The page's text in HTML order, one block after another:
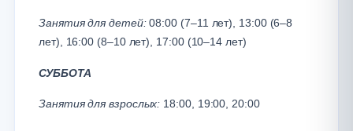
Занятия для детей:08:00 (7–11 лет), 13:00 (6–8
лет), 16:00 (8–10 лет), 17:00 (10–14 лет)
СУББОТА
Занятия для взрослых: 18:00, 19:00, 20:00